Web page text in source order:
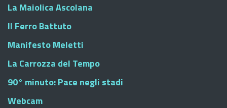
La Maiolica Ascolana
Il Ferro Battuto
Manifesto Meletti
La Carrozza del Tempo
90° minuto: Pace negli stadi
Webcam